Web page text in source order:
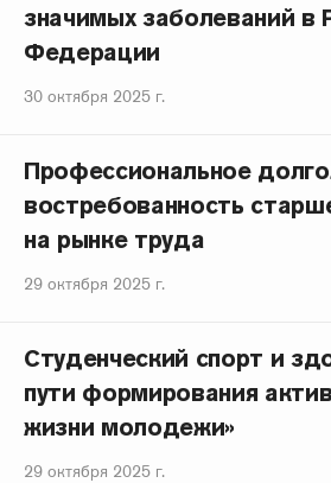
значимых заболеваний в
Федерации
30 октября 2025 г.
Профессиональное
востребованность
на рынке труда
29 октября 2025 г.
Студенческий спорт и
пути формирования
жизни молодежи»
29 октября 2025 г.